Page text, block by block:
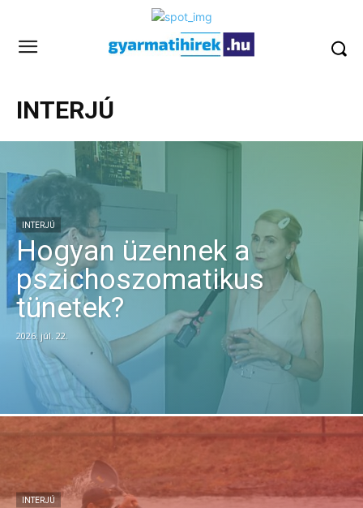
INTERJÚ
INTERJÚ
Hogyan üzennek a
pszichoszomatikus
tünetek?
2026. júl. 22.
INTERJÚ